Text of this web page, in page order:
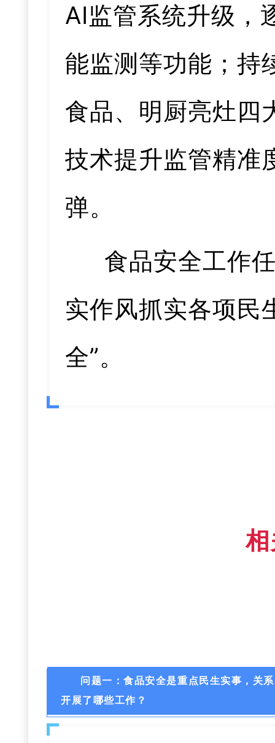
AI监管系统升级，
能监测等功能；持
食品、明厨亮灶四
技术提升监管精准
弹。
食品安全工作
实作风抓实各项民
全”。
问题一：食品安全是重点民生实事，关
开展了哪些工作？